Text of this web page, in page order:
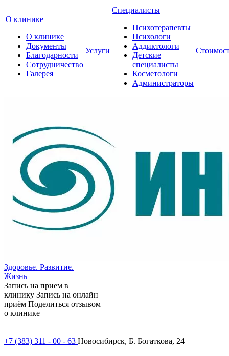
О клинике
О клинике
Документы
Благодарности
Сотрудничество
Галерея
Услуги
Специалисты
Психотерапевты
Психологи
Аддиктологи
Детские
специалисты
Косметологи
Администраторы
Здоровье. Развитие.
Жизнь
Запись на прием в
клинику Запись на онлайн
приём Поделиться отзывом
о клинике
+7 (383) 311 - 00 - 63 Новосибирск, Б. Богаткова, 24